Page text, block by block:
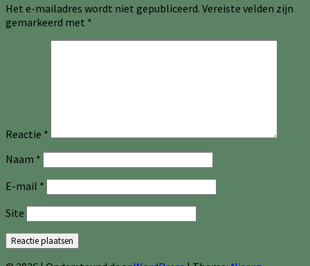
Het e-mailadres wordt niet gepubliceerd. Vereiste velden zijn
gemarkeerd met *
Reactie *
Naam *
E-mail *
Site